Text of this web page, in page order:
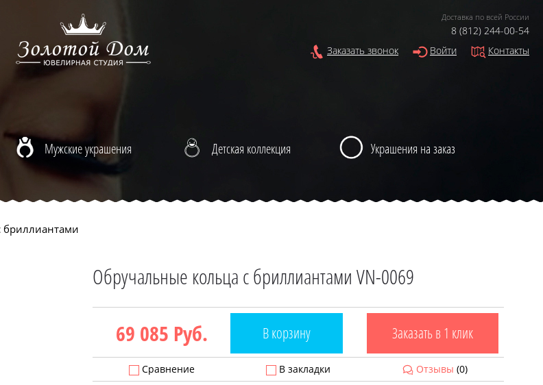
Доставка по всей России
8 (812) 244-00-54
Заказать звонок
Войти Контакты
Мужские украшения Детская коллекция Украшения на заказ
бриллиантами
Обручальные кольца с бриллиантами VN-0069
69 085 Руб. В корзину Заказать в 1 клик
Сравнение В закладки Отзывы (0)